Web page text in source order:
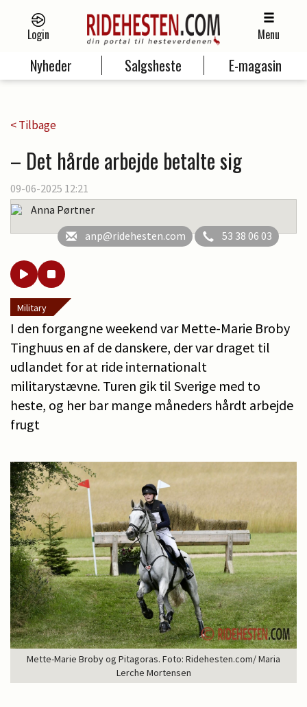
Login Menu
Nyheder Salgsheste E-magasin
< Tilbage
– Det hårde arbejde betalte sig
09-06-2025 12:21
Anna Pørtner
anp@ridehesten.com
53 38 06 03
Military
I den forgangne weekend var Mette-Marie Broby
Tinghuus en af de danskere, der var draget til
udlandet for at ride internationalt
militarystævne. Turen gik til Sverige med to
heste, og her bar mange måneders hårdt arbejde
frugt
Mette-Marie Broby og Pitagoras. Foto: Ridehesten.com/ Maria
Lerche Mortensen